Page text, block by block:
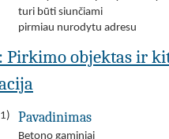
turi būti siunčiami
pirmiau nurodytu adresu
Pirkimo objektas ir
Pavadinimas
Betono gaminiai